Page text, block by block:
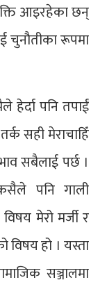
आइरहेका छन्
चुनौतीका रूपमा
हेर्दा पनि तपाईं
सही मेराचाहिँ
सबैलाई पर्छ ।
पनि गाली
मेरो मर्जी र
विषय हो । यस्ता
सञ्जालमा